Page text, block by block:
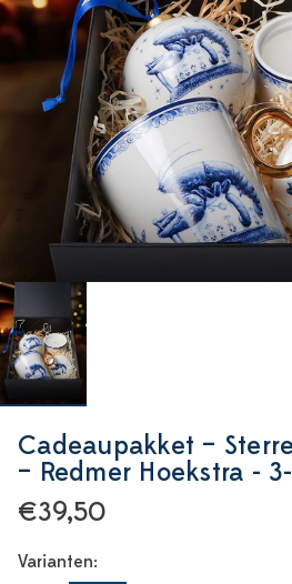
Cadeaupakket –
– Redmer Hoekstra -
€39,50
Varianten: